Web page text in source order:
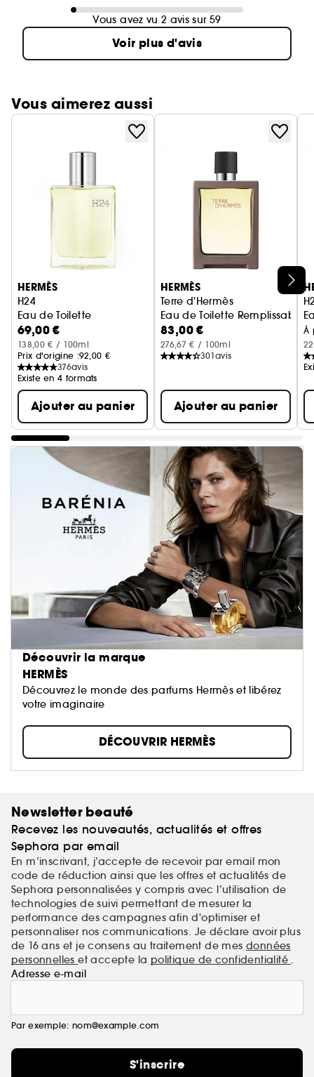
Vous avez vu 2 avis sur 59
Voir plus d'avis
Vous aimerez aussi
Ignorer le carrousel produits
HERMÈS
H24
Eau de Toilette
69,00 €
138,00 € / 100ml
Prix d'origine :92,00 €
376avis
Existe en 4 formats
Ajouter au panier
HERMÈS
Terre d'Hermès
Eau de Toilette Remplissable
83,00 €
276,67 € / 100ml
301avis
Ajouter au panier
À
Découvrir la marque
HERMÈS
Découvrez le monde des parfums Hermès et libérez
votre imaginaire
DÉCOUVRIR HERMÈS
Newsletter beauté
Recevez les nouveautés, actualités et offres
Sephora par email
En m’inscrivant, j’accepte de recevoir par email mon
code de réduction ainsi que les offres et actualités de
Sephora personnalisées y compris avec l’utilisation de
technologies de suivi permettant de mesurer la
performance des campagnes afin d'optimiser et
personnaliser nos communications. Je déclare avoir plus
de 16 ans et je consens au traitement de mes données
personnelleset accepte la politique de confidentialité
Adresse e-mail
Par exemple: nom@example.com
S'inscrire